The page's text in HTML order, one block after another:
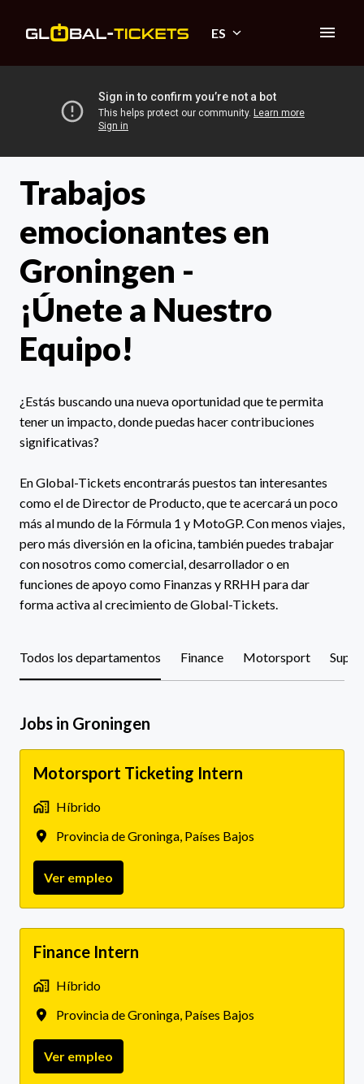
Inicio ES
Trabajos
emocionantes en
Groningen -
¡Únete a Nuestro
Equipo!
¿Estás buscando una nueva oportunidad que te permita
tener un impacto, donde puedas hacer contribuciones
significativas?
En Global-Tickets encontrarás puestos tan interesantes
como el de Director de Producto, que te acercará un poco
más al mundo de la Fórmula 1 y MotoGP. Con menos viajes,
pero más diversión en la oficina, también puedes trabajar
con nosotros como comercial, desarrollador o en
funciones de apoyo como Finanzas y RRHH para dar
Todos los departamentos Finance Motorsport
Jobs in Groningen
Motorsport Ticketing Intern
Híbrido
Provincia de Groninga, Países Bajos
Ver empleo
Finance Intern
Híbrido
Provincia de Groninga, Países Bajos
Ver empleo